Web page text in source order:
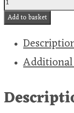
Add to basket